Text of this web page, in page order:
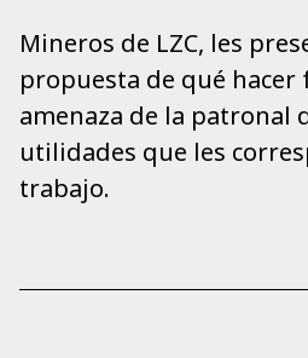
Mineros de LZC, les
propuesta de qué hacer
amenaza de la patronal
utilidades que les
trabajo.